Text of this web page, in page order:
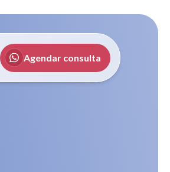
Agendar consulta